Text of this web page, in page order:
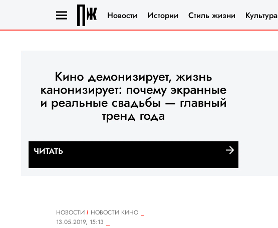
Новости Истории Стиль жизни Культура
НОВОСТИ
НОВОСТИ КИНО
13.05.2019, 15:13